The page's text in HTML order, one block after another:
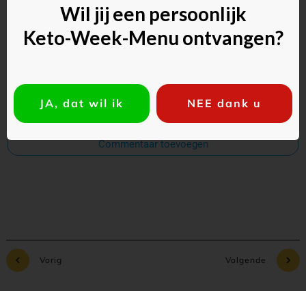
Reageer als gast:
Commentaar toevoegen
Vorig Volgende
Wil jij een persoonlijk
Keto-Week-Menu ontvangen?
JA, dat wil ik NEE dank u